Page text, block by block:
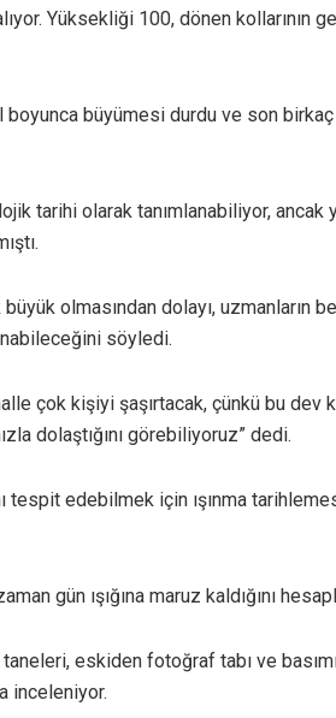
Yüksekliği 100, dönen kollarının
boyunca büyümesi durdu ve son birkaç
tarihi olarak tanımlanabiliyor, ancak
olmasından dolayı, uzmanların
söyledi.
çok kişiyi şaşırtacak, çünkü bu dev
dolaştığını görebiliyoruz” dedi.
tespit edebilmek için ışınma
gün ışığına maruz kaldığını
eskiden fotoğraf tabı ve
inceleniyor.